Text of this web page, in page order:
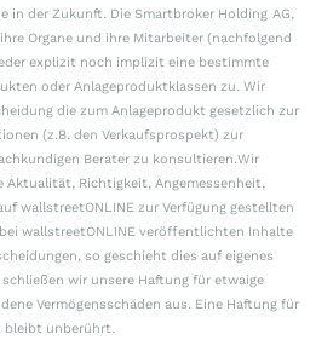
in der Zukunft. Die Smartbroker Holding AG,
Organe und ihre Mitarbeiter (nachfolgend
explizit noch implizit eine bestimmte
oder Anlageproduktklassen zu. Wir
die zum Anlageprodukt gesetzlich zur
(z.B. den Verkaufsprospekt) zur
Berater zu konsultieren.Wir
Aktualität, Richtigkeit, Angemessenheit,
wallstreetONLINE zur Verfügung gestellten
wallstreetONLINE veröffentlichten Inhalte
so geschieht dies auf eigenes
wir unsere Haftung für etwaige
Vermögensschäden aus. Eine Haftung für
bleibt unberührt.